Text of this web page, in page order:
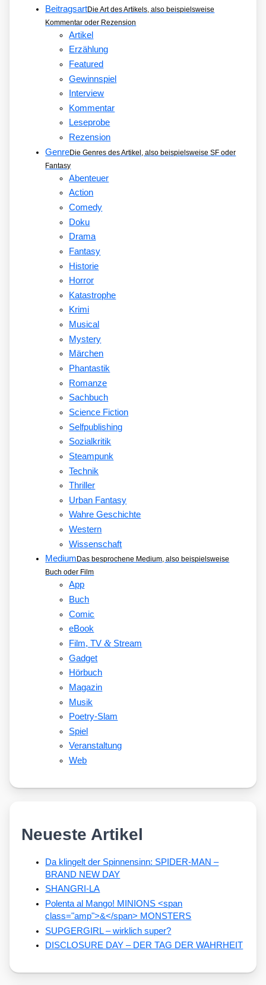
BeitragsartDie Art des Artikels, also beispielsweise
Kommentar oder Rezension
Artikel
Erzählung
Featured
Gewinnspiel
Interview
Kommentar
Leseprobe
Rezension
GenreDie Genres des Artikel, also beispielsweise SF oder
Fantasy
Abenteuer
Action
Comedy
Doku
Drama
Fantasy
Historie
Horror
Katastrophe
Krimi
Musical
Mystery
Märchen
Phantastik
Romanze
Sachbuch
Science Fiction
Selfpublishing
Sozialkritik
Steampunk
Technik
Thriller
Urban Fantasy
Wahre Geschichte
Western
Wissenschaft
Medium Das besprochene Medium, also beispielsweise
Buch oder Film
App
Buch
Comic
eBook
Film, TV&Stream
Gadget
Hörbuch
Magazin
Musik
Poetry-Slam
Spiel
Veranstaltung
Web
Neueste Artikel
Da klingelt der Spinnensinn: SPIDER-MAN –
BRAND NEW DAY
SHANGRI-LA
Polenta al Mango! MINIONS <span
class="amp">&</span> MONSTERS
SUPGERGIRL – wirklich super?
DISCLOSURE DAY – DER TAG DER WAHRHEIT